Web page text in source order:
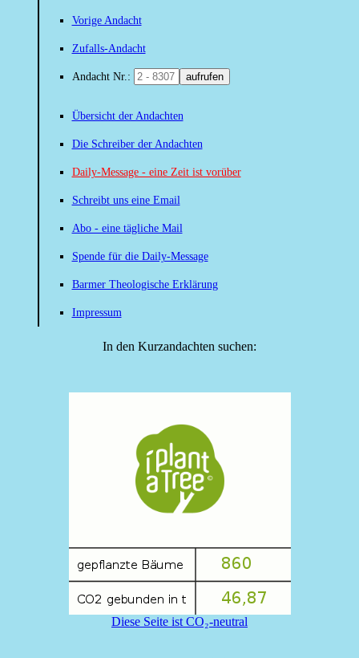
Vorige Andacht
Zufalls-Andacht
Andacht Nr.: aufrufen
Übersicht der Andachten
Die Schreiber der Andachten
Daily-Message - eine Zeit ist vorüber
Schreibt uns eine Email
Abo - eine tägliche Mail
Spende für die Daily-Message
Barmer Theologische Erklärung
Impressum
In den Kurzandachten suchen:
Diese Seite ist CO₂-neutral